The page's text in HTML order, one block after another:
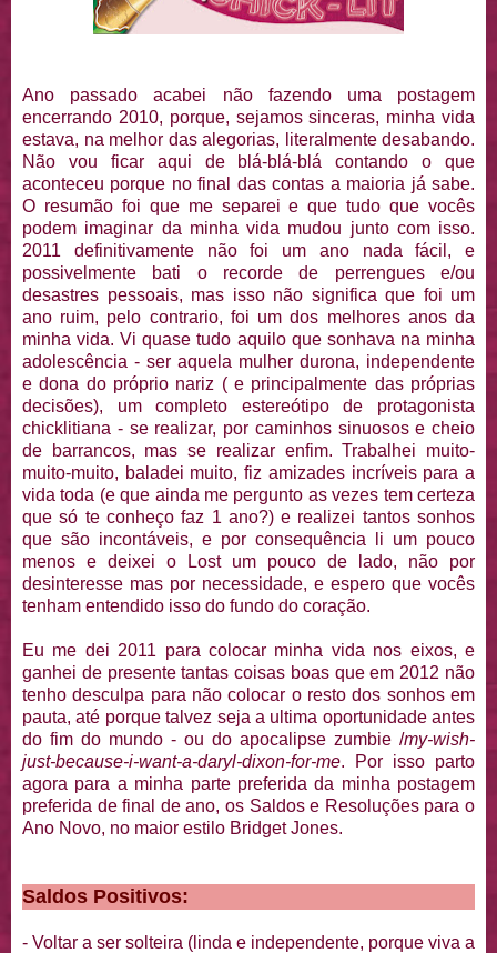
Ano passado acabei não fazendo uma postagem
encerrando 2010, porque, sejamos sinceras, minha vida
estava, na melhor das alegorias, literalmente desabando.
Não vou ficar aqui de blá-blá-blá contando o que
aconteceu porque no final das contas a maioria já sabe.
O resumão foi que me separei e que tudo que vocês
podem imaginar da minha vida mudou junto com isso.
2011 definitivamente não foi um ano nada fácil, e
possivelmente bati o recorde de perrengues e/ou
desastres pessoais, mas isso não significa que foi um
ano ruim, pelo contrario, foi um dos melhores anos da
minha vida. Vi quase tudo aquilo que sonhava na minha
adolescência - ser aquela mulher durona, independente
e dona do próprio nariz ( e principalmente das próprias
decisões), um completo estereótipo de protagonista
chicklitiana - se realizar, por caminhos sinuosos e cheio
de barrancos, mas se realizar enfim. Trabalhei muito-
muito-muito, baladei muito, fiz amizades incríveis para a
vida toda (e que ainda me pergunto as vezes tem certeza
que só te conheço faz 1 ano?) e realizei tantos sonhos
que são incontáveis, e por consequência li um pouco
menos e deixei o Lost um pouco de lado, não por
desinteresse mas por necessidade, e espero que vocês
tenham entendido isso do fundo do coração.
Eu me dei 2011 para colocar minha vida nos eixos, e
ganhei de presente tantas coisas boas que em 2012 não
tenho desculpa para não colocar o resto dos sonhos em
pauta, até porque talvez seja a ultima oportunidade antes
do fim do mundo - ou do apocalipse zumbie /my-wish-
just-because-i-want-a-daryl-dixon-for-me. Por isso parto
agora para a minha parte preferida da minha postagem
preferida de final de ano, os Saldos e Resoluções para o
Ano Novo, no maior estilo Bridget Jones.
Saldos Positivos:
- Voltar a ser solteira (linda e independente, porque viva a